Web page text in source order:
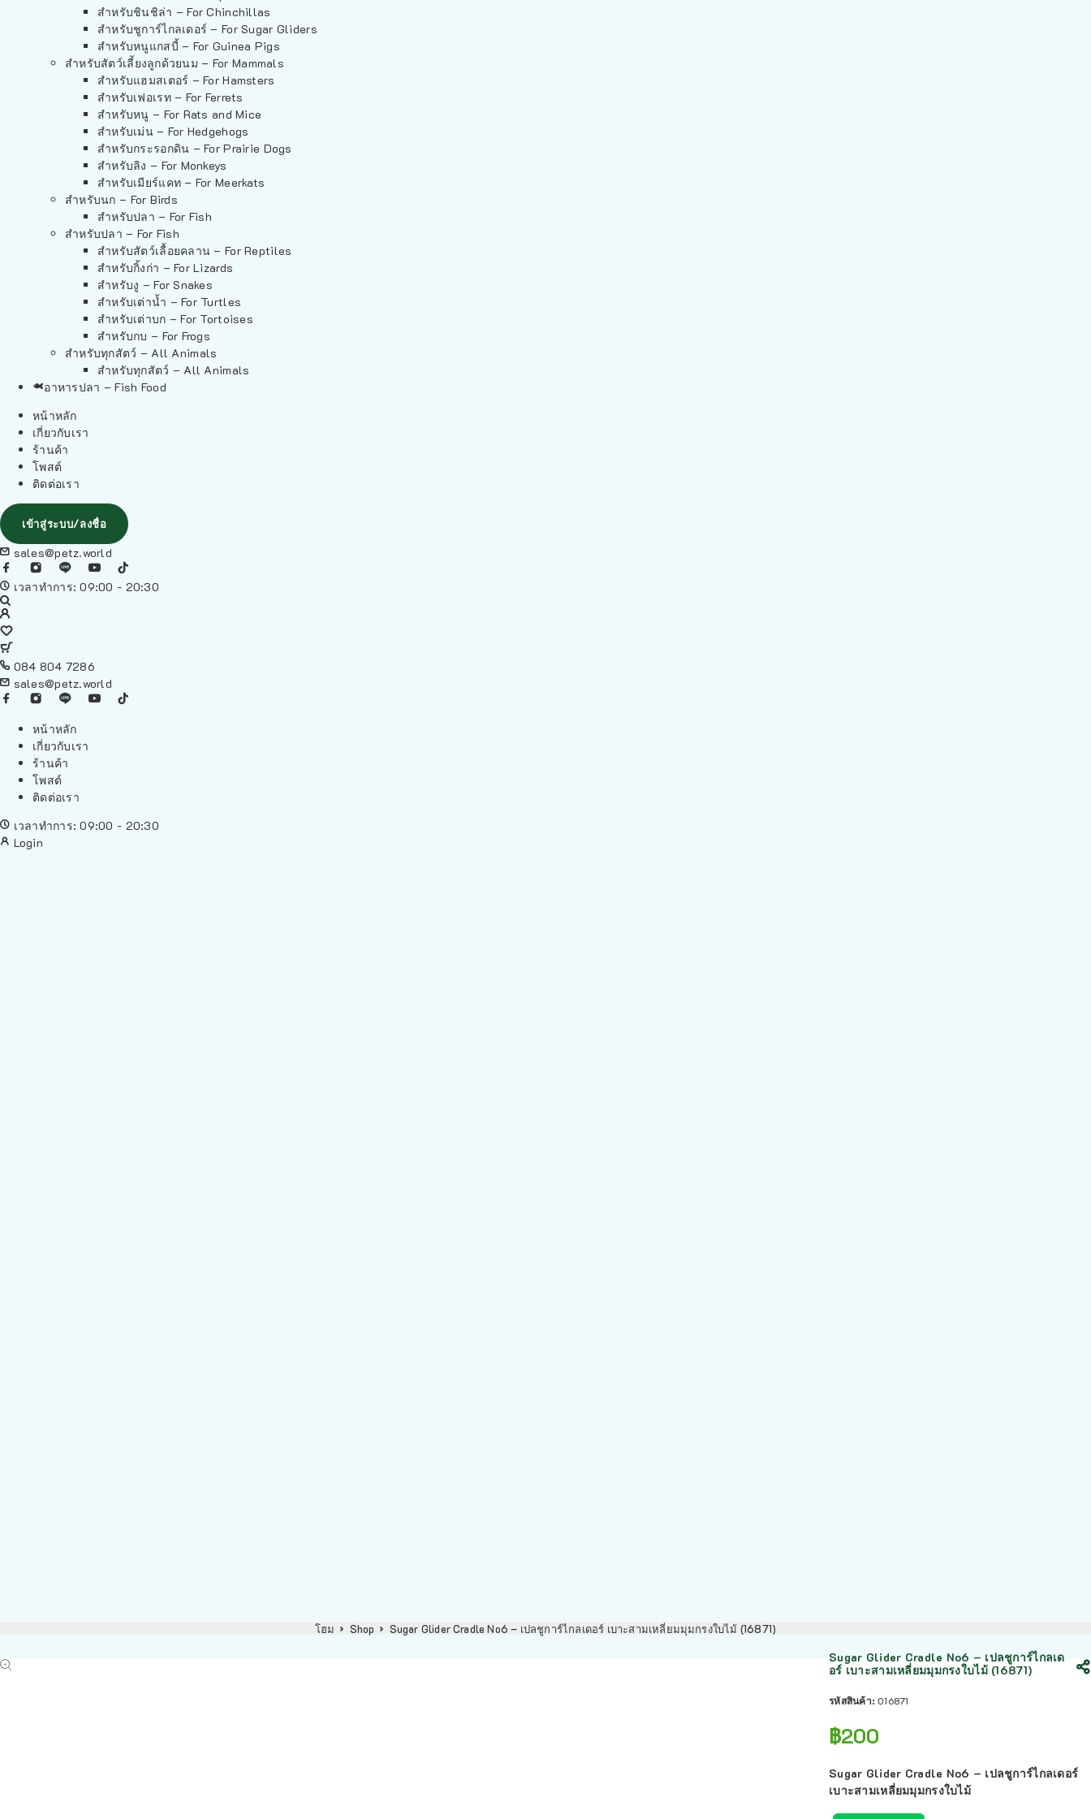
สำหรับชินชิล่า – For Chinchillas
สำหรับชูการ์ไกลเดอร์ – For Sugar Gliders
สำหรับหนูแกสบี้ – For Guinea Pigs
สำหรับสัตว์เลี้ยงลูกด้วยนม – For Mammals
สำหรับแฮมสเตอร์ – For Hamsters
สำหรับเฟอเรท – For Ferrets
สำหรับหนู – For Rats and Mice
สำหรับเม่น – For Hedgehogs
สำหรับกระรอกดิน – For Prairie Dogs
สำหรับลิง – For Monkeys
สำหรับเมียร์แคท – For Meerkats
สำหรับนก – For Birds
สำหรับปลา – For Fish
สำหรับปลา – For Fish
สำหรับสัตว์เลื้อยคลาน – For Reptiles
สำหรับกิ้งก่า – For Lizards
สำหรับงู – For Snakes
สำหรับเต่าน้ำ – For Turtles
สำหรับเต่าบก – For Tortoises
สำหรับกบ – For Frogs
สำหรับทุกสัตว์ – All Animals
สำหรับทุกสัตว์ – All Animals
อาหารปลา – Fish Food
หน้าหลัก
เกี่ยวกับเรา
ร้านค้า
โพสต์
ติดต่อเรา
เข้าสู่ระบบ/ลงชื่อ
sales@petz.world
เวลาทำการ: 09:00 - 20:30
084 804 7286
sales@petz.world
หน้าหลัก
เกี่ยวกับเรา
ร้านค้า
โพสต์
ติดต่อเรา
เวลาทำการ: 09:00 - 20:30
Login
โฮม Shop Sugar Glider Cradle No6 – เปลชูการ์ไกลเดอร์ เบาะสามเหลี่ยมมุมกรงใบไม้ (16871)
Sugar Glider Cradle No6 – เปลชูการ์ไกลเด
อร์ เบาะสามเหลี่ยมมุมกรงใบไม้ (16871)
รหัสสินค้า: 016871
฿200
Sugar Glider Cradle No6 – เปลชูการ์ไกลเดอร์
เบาะสามเหลี่ยมมุมกรงใบไม้